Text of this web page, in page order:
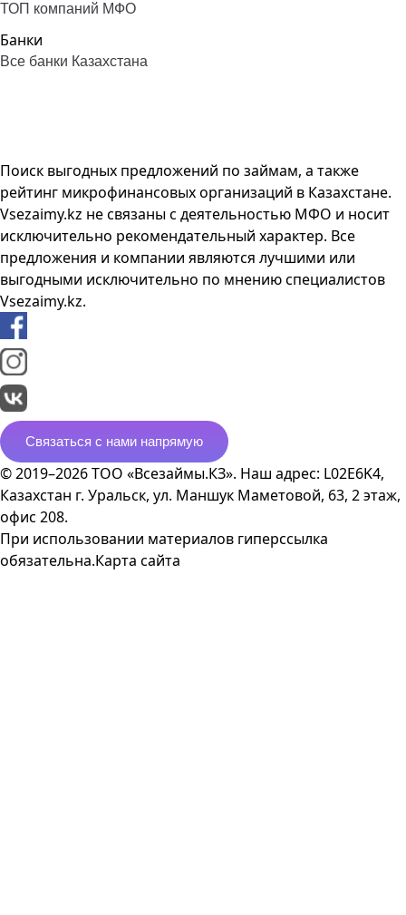
ТОП компаний МФО
Банки
Все банки Казахстана
Поиск выгодных предложений по займам, а также
рейтинг микрофинансовых организаций в Казахстане.
Vsezaimy.kz не связаны с деятельностью МФО и носит
исключительно рекомендательный характер. Все
предложения и компании являются лучшими или
выгодными исключительно по мнению специалистов
Vsezaimy.kz.
Связаться с нами напрямую
© 2019–2026 ТОО «Всезаймы.КЗ». Наш адрес: L02E6K4,
Казахстан г. Уральск, ул. Маншук Маметовой, 63, 2 этаж,
офис 208.
При использовании материалов гиперссылка
обязательна.Карта сайта